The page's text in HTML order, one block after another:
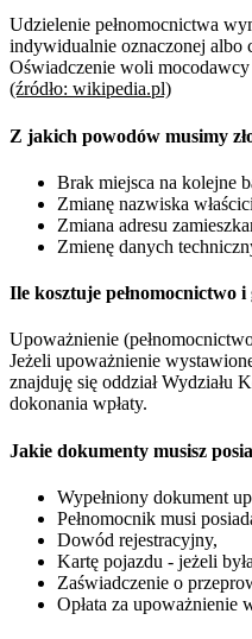
Udzielenie pełnomocnictwa
indywidualnie oznaczonej albo
Oświadczenie woli mocodawcy
(źródło: wikipedia.pl)
Z jakich powodów musimy
Brak miejsca na kolejne
Zmianę nazwiska
Zmiana adresu
Zmienę danych
Ile kosztuje pełnomocnictwo
Upoważnienie
Jeżeli upoważnienie
znajduję się oddział Wydziału
dokonania wpłaty.
Jakie dokumenty musisz
Wypełniony dokument
Pełnomocnik musi
Dowód rejestracyjny,
Kartę pojazdu - jeżeli
Zaświadczenie o
Opłata za upoważnienie